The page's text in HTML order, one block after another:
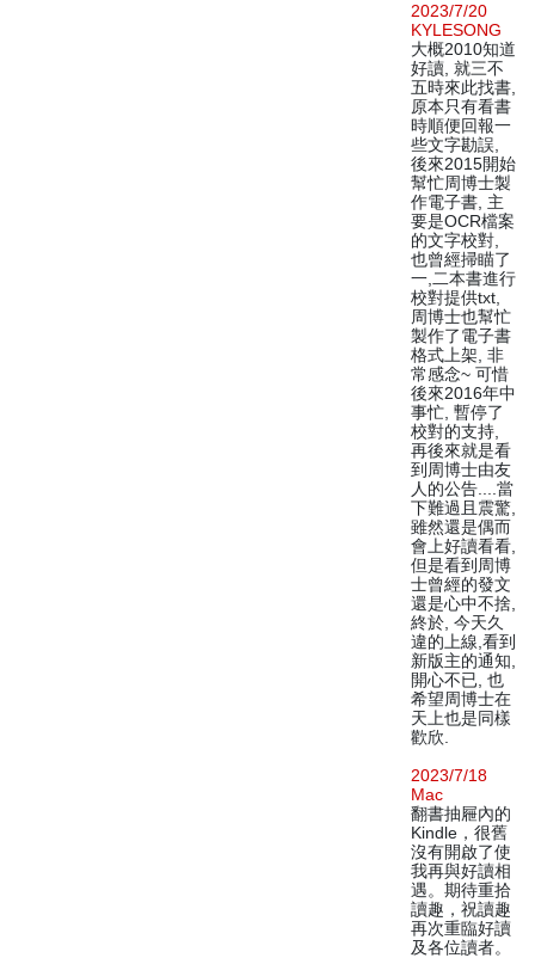
2023/7/20
KYLESONG
大概2010知道
好讀, 就三不
五時來此找書,
原本只有看書
時順便回報一
些文字勘誤,
後來2015開始
幫忙周博士製
作電子書, 主
要是OCR檔案
的文字校對,
也曾經掃瞄了
一,二本書進行
校對提供txt,
周博士也幫忙
製作了電子書
格式上架, 非
常感念~ 可惜
後來2016年中
事忙, 暫停了
校對的支持,
再後來就是看
到周博士由友
人的公告....當
下難過且震驚,
雖然還是偶而
會上好讀看看,
但是看到周博
士曾經的發文
還是心中不捨,
終於, 今天久
違的上線,看到
新版主的通知,
開心不已, 也
希望周博士在
天上也是同樣
歡欣.
2023/7/18
Mac
翻書抽屜內的
Kindle，很舊
沒有開啟了使
我再與好讀相
遇。期待重拾
讀趣，祝讀趣
再次重臨好讀
及各位讀者。